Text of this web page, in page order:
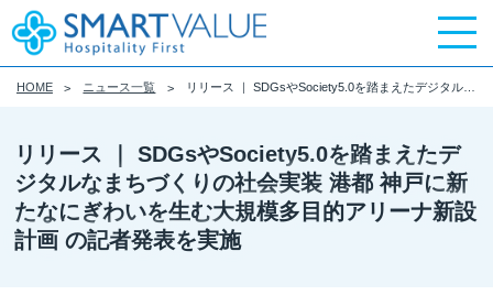
HOME ニュース一覧 リリース ｜ SDGsやSociety5.0を踏まえたデジタルなまちづくりの社会実装 港都 神戸に新たなにぎわいを生む大規模多目的アリーナ新設計画 の記者発表を実施
リリース ｜ SDGsやSociety5.0を踏まえたデ
ジタルなまちづくりの社会実装 港都 神戸に新
たなにぎわいを生む大規模多目的アリーナ新設
計画 の記者発表を実施